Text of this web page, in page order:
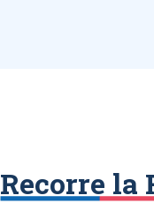
Recorre la